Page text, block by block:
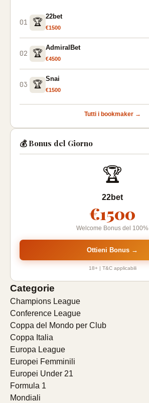
01 🏆
22bet
€1500
02 🏆
AdmiralBet
€4500
03 🏆
Snai
€1500
Tutti i bookmaker →
💰 Bonus del Giorno
🏆
22bet
€1500
Welcome Bonus del 100%
Ottieni Bonus →
18+ | T&C applicabili
Categorie
Champions League
Conference League
Coppa del Mondo per Club
Coppa Italia
Europa League
Europei Femminili
Europei Under 21
Formula 1
Mondiali